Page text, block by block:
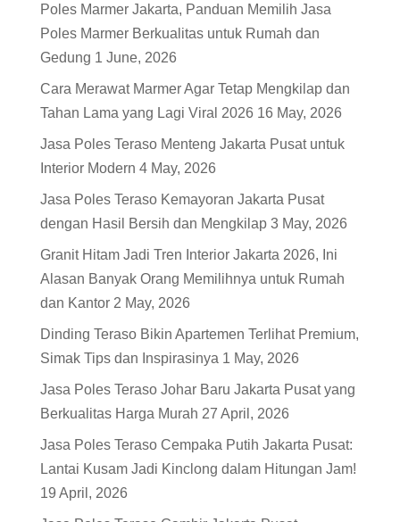
Poles Marmer Jakarta, Panduan Memilih Jasa
Poles Marmer Berkualitas untuk Rumah dan
Gedung 1 June, 2026
Cara Merawat Marmer Agar Tetap Mengkilap dan
Tahan Lama yang Lagi Viral 2026 16 May, 2026
Jasa Poles Teraso Menteng Jakarta Pusat untuk
Interior Modern 4 May, 2026
Jasa Poles Teraso Kemayoran Jakarta Pusat
dengan Hasil Bersih dan Mengkilap 3 May, 2026
Granit Hitam Jadi Tren Interior Jakarta 2026, Ini
Alasan Banyak Orang Memilihnya untuk Rumah
dan Kantor 2 May, 2026
Dinding Teraso Bikin Apartemen Terlihat Premium,
Simak Tips dan Inspirasinya 1 May, 2026
Jasa Poles Teraso Johar Baru Jakarta Pusat yang
Berkualitas Harga Murah 27 April, 2026
Jasa Poles Teraso Cempaka Putih Jakarta Pusat:
Lantai Kusam Jadi Kinclong dalam Hitungan Jam!
19 April, 2026